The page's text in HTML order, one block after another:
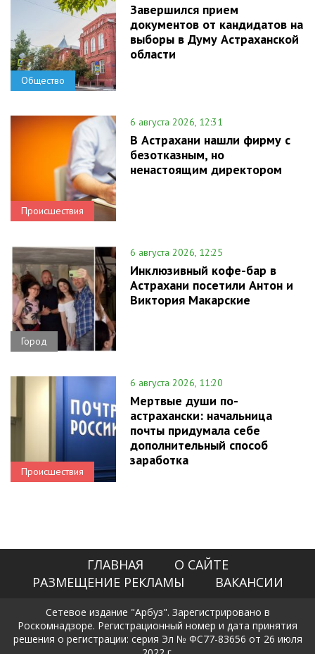
Общество
Завершился прием
документов от кандидатов на
выборы в Думу Астраханской
области
Происшествия
6 августа 2026, 12:31
В Астрахани нашли фирму с
безотказным, но
ненастоящим директором
Город
6 августа 2026, 12:25
Инклюзивный кофе-бар в
Астрахани посетили Антон и
Виктория Макарские
Происшествия
6 августа 2026, 11:20
Мертвые души по-
астрахански: начальница
почты придумала себе
дополнительный способ
заработка
ГЛАВНАЯ
О САЙТЕ
РАЗМЕЩЕНИЕ РЕКЛАМЫ
ВАКАНСИИ
Сетевое издание "Арбуз". Зарегистрировано в
Роскомнадзоре. Регистрационный номер и дата принятия
решения о регистрации: серия Эл № ФС77-83656 от 26 июля